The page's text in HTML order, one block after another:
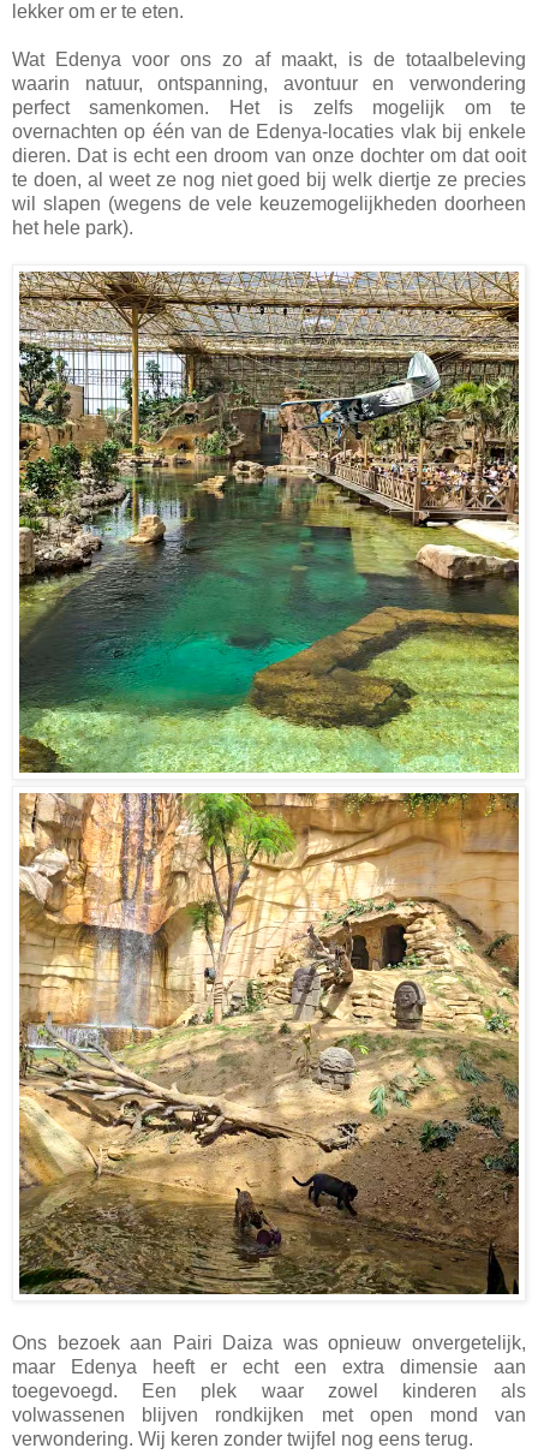
lekker om er te eten.
Wat Edenya voor ons zo af maakt, is de totaalbeleving
waarin natuur, ontspanning, avontuur en verwondering
perfect samenkomen. Het is zelfs mogelijk om te
overnachten op één van de Edenya-locaties vlak bij enkele
dieren. Dat is echt een droom van onze dochter om dat ooit
te doen, al weet ze nog niet goed bij welk diertje ze precies
wil slapen (wegens de vele keuzemogelijkheden doorheen
het hele park).
Ons bezoek aan Pairi Daiza was opnieuw onvergetelijk,
maar Edenya heeft er echt een extra dimensie aan
toegevoegd. Een plek waar zowel kinderen als
volwassenen blijven rondkijken met open mond van
verwondering. Wij keren zonder twijfel nog eens terug.